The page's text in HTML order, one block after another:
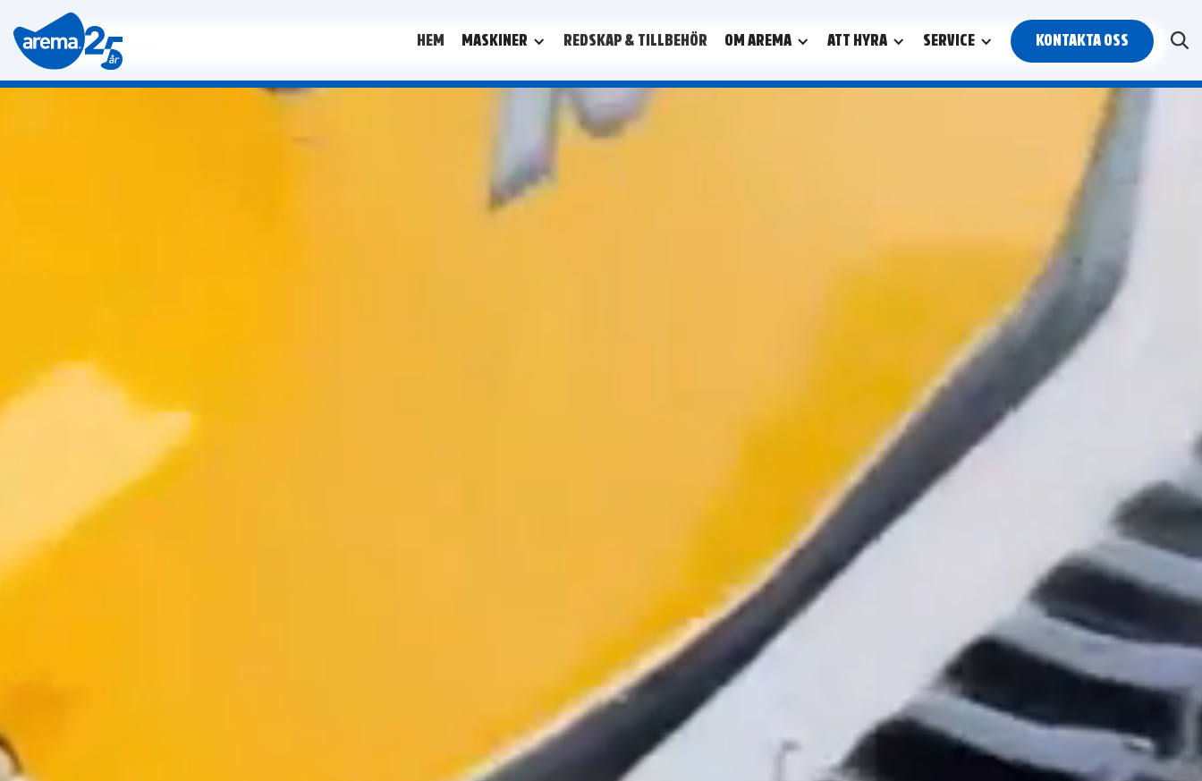
HEM MASKINER REDSKAP & TILLBEHÖR OM AREMA ATT HYRA SERVICE KONTAKTA OSS